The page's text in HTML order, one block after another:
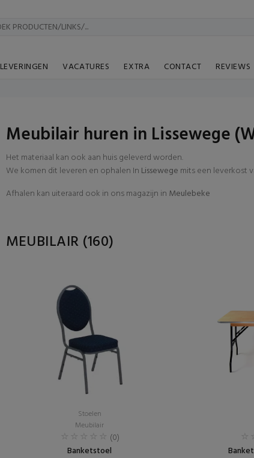
LEVERINGEN VACATURES EXTRA CONTACT REVIEWS
Meubilair huren in Lissewege
Het materiaal kan ook aan huis geleverd worden.
We komen dit leveren en ophalen In Lissewege mits een leverkost
Afhalen kan uiteraard ook in ons magazijn in Meulebeke
MEUBILAIR (160)
Stoelen
Meubilair
(0)
Banketstoel